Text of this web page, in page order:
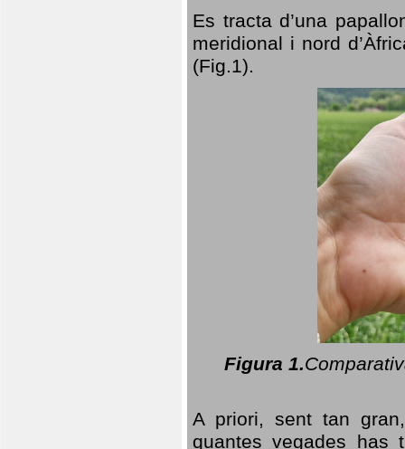
Es tracta d’una
meridional i nord
(Fig.1).
Figura 1.
A priori, sent tan
quantes vegades has